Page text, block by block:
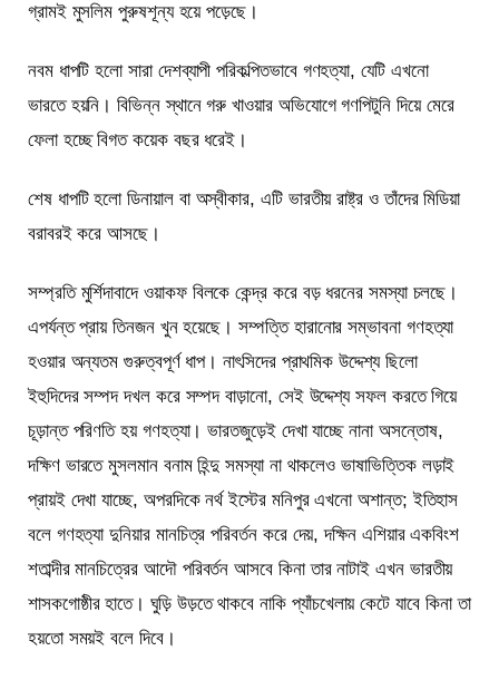
গ্রামই মুসলিম পুরুষশূন্য হয়ে পড়েছে।
নবম ধাপটি হলো সারা দেশব্যাপী পরিকল্পিতভাবে গণহত্যা, যেটি এখনো
ভারতে হয়নি। বিভিন্ন স্থানে গরু খাওয়ার অভিযোগে গণপিটুনি দিয়ে মেরে
ফেলা হচ্ছে বিগত কয়েক বছর ধরেই।
শেষ ধাপটি হলো ডিনায়াল বা অস্বীকার, এটি ভারতীয় রাষ্ট্র ও তাঁদের মিডিয়া
বরাবরই করে আসছে।
সম্প্রতি মুর্শিদাবাদে ওয়াকফ বিলকে কেন্দ্র করে বড় ধরনের সমস্যা চলছে।
এপর্যন্ত প্রায় তিনজন খুন হয়েছে। সম্পত্তি হারানোর সম্ভাবনা গণহত্যা
হওয়ার অন্যতম গুরুত্বপূর্ণ ধাপ। নাৎসিদের প্রাথমিক উদ্দেশ্য ছিলো
ইহুদিদের সম্পদ দখল করে সম্পদ বাড়ানো, সেই উদ্দেশ্য সফল করতে গিয়ে
চূড়ান্ত পরিণতি হয় গণহত্যা। ভারতজুড়েই দেখা যাচ্ছে নানা অসন্তোষ,
দক্ষিণ ভারতে মুসলমান বনাম হিন্দু সমস্যা না থাকলেও ভাষাভিত্তিক লড়াই
প্রায়ই দেখা যাচ্ছে, অপরদিকে নর্থ ইস্টের মনিপুর এখনো অশান্ত; ইতিহাস
বলে গণহত্যা দুনিয়ার মানচিত্র পরিবর্তন করে দেয়, দক্ষিন এশিয়ার একবিংশ
শতাব্দীর মানচিত্রের আদৌ পরিবর্তন আসবে কিনা তার নাটাই এখন ভারতীয়
শাসকগোষ্ঠীর হাতে। ঘুড়ি উড়তে থাকবে নাকি প্যাঁচখেলায় কেটে যাবে কিনা তা
হয়তো সময়ই বলে দিবে।